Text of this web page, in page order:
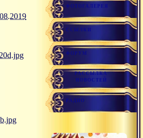
ФОТОГАЛЕРЕЯ
ССЫЛКИ
ФОРУМ
РАССЫЛКА
НОВОСТЕЙ
РАДИО